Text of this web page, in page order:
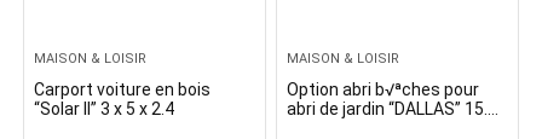
MAISON & LOISIR
Carport voiture en bois
“Solar II” 3 x 5 x 2.4
MAISON & LOISIR
Option abri b√ªches pour
abri de jardin “DALLAS” 15.16